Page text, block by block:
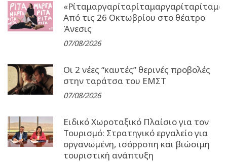
Από τις 26 Οκτωβρίου στο θέατρο
Άνεσις
07/08/2026
Οι 2 νέες “καυτές” θερινές προβολές
στην ταράτσα του ΕΜΣΤ
07/08/2026
Ειδικό Χωροταξικό Πλαίσιο για τον
Τουρισμό: Στρατηγικό εργαλείο για
οργανωμένη, ισόρροπη και βιώσιμη
τουριστική ανάπτυξη